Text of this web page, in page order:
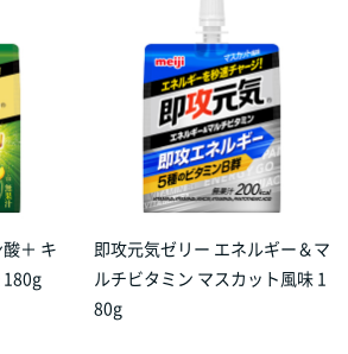
＋ キ
180g
即攻元気ゼリー エネルギー＆マ
ルチビタミン マスカット風味 1
80g